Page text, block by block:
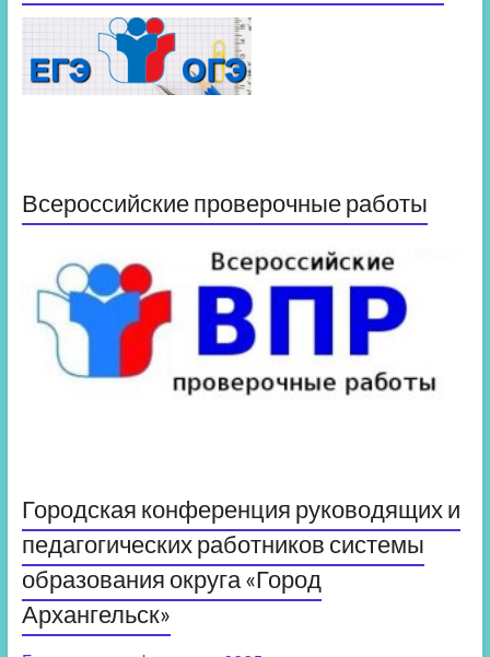
Всероссийские проверочные работы
Городская конференция руководящих и
педагогических работников системы
образования округа «Город
Архангельск»